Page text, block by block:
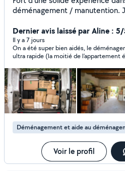
déménagement / manutention.
je me tiens prêt à vous apporter mon aide.
me contacter pour toute
Dernier avis laissé par Aline :
Il y a 7 jours
On a été super bien aidés, le
ultra rapide (la moitié de l’appartement
semblaient même pas fatigués sous la
délicats avec les paquets, c’est le
qu’on ait eu, alors que par le passé on a
boites dans le domaine du
mille fois mieux !!! Chapeau, on vous les
vivement
Déménagement et aide au
Voir le profil